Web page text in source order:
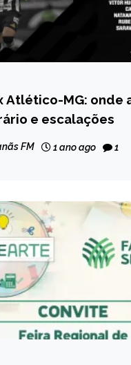
Atlético-MG: onde
e escalações
FM 1 ano ago 1